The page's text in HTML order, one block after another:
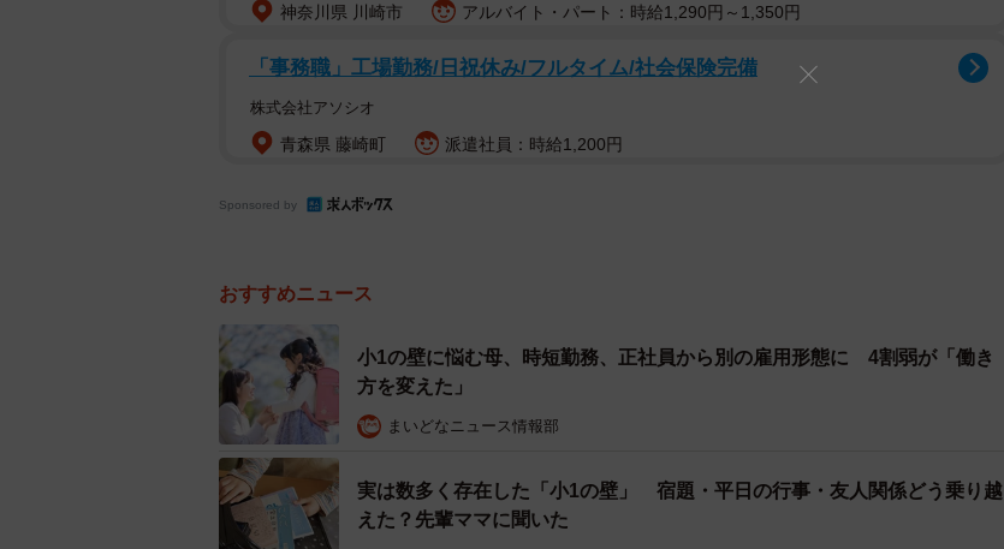
神奈川県 川崎市 アルバイト・パート：時給1,290円～1,350円
「事務職」工場勤務/日祝休み/フルタイム/社会保険完備
株式会社アソシオ
青森県 藤崎町 派遣社員：時給1,200円
Sponsored by
おすすめニュース
小1の壁に悩む母、時短勤務、正社員から別の雇用形態に 4割弱が「働き
方を変えた」
まいどなニュース情報部
実は数多く存在した「小1の壁」 宿題・平日の行事・友人関係どう乗り越
えた？先輩ママに聞いた